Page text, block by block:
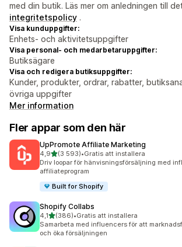
med din butik. Läs mer om anledningen till
integritetspolicy .
Visa kunduppgifter:
Enhets- och aktivitetsuppgifter
Visa personal- och medarbetaruppgifter:
Butiksägare
Visa och redigera butiksuppgifter:
Kunder, produkter, ordrar, rabatter,
övriga uppgifter
Mer information
Fler appar som den här
UpPromote Affiliate Marketing
4,9av 5 stjärnor
(3 593)
3593 recensioner totalt
•Gratis att installera
Driv loopar för hänvisningsförsäljning med
affiliateprogram
Built for Shopify
Shopify Collabs
4,1av 5 stjärnor
(386)
386 recensioner totalt
•Gratis att installera
Samarbeta med influencers för att
och öka försäljningen